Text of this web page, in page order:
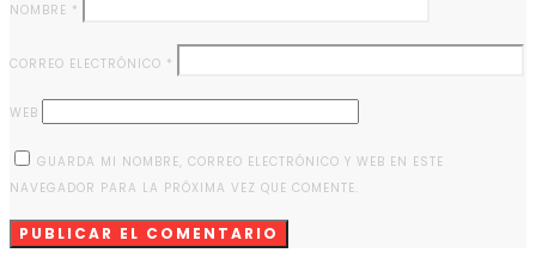
NOMBRE *
CORREO ELECTRÓNICO *
WEB
GUARDA MI NOMBRE, CORREO ELECTRÓNICO Y WEB EN ESTE
NAVEGADOR PARA LA PRÓXIMA VEZ QUE COMENTE.